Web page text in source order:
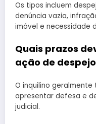
Os tipos incluem
denúncia vazia,
imóvel e necessidade
Quais prazos
ação de
O inquilino geralmente
apresentar defesa e
judicial.